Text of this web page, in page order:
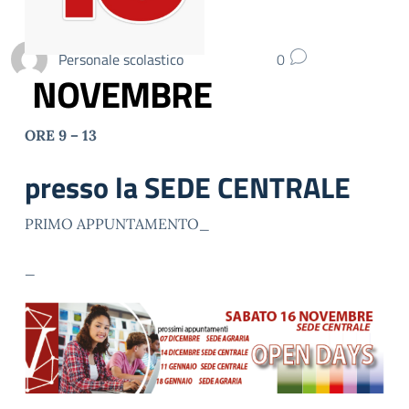
Personale scolastico 0
NOVEMBRE
ORE 9 – 13
presso la SEDE CENTRALE
PRIMO APPUNTAMENTO_